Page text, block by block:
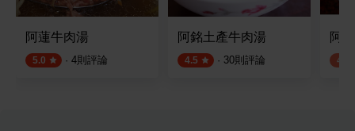
阿蓮牛肉湯
5.0 · 4則評論
阿銘土產牛肉湯
4.5 · 30則評論
阿
4.2